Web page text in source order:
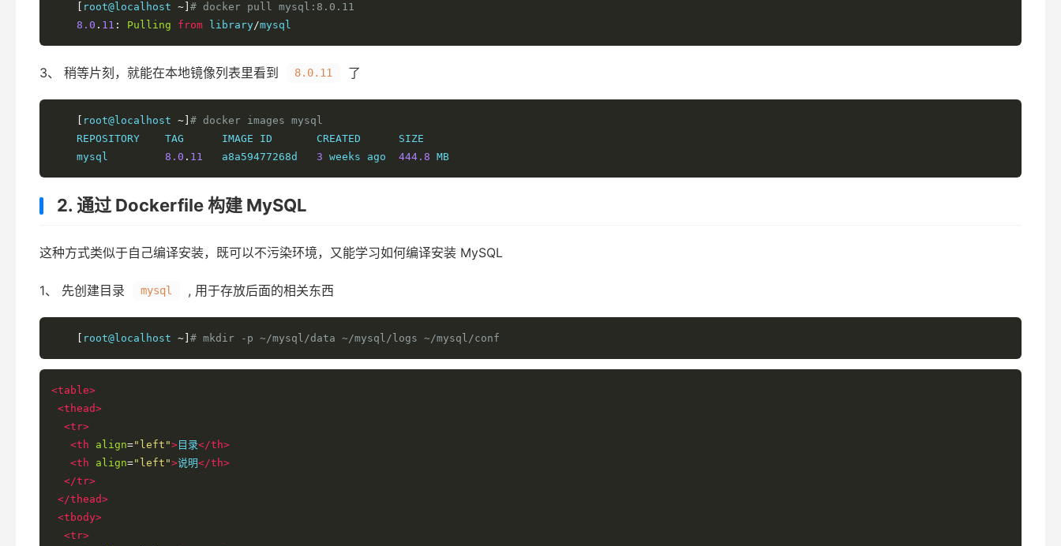
root@localhost ~] # docker pull mysql:8.0.11
8.0 . 11 : Pulling from library/mysql
3、 稍等片刻，就能在本地镜像列表里看到 8.0.11 了
root@localhost ~] # docker images mysql
    REPOSITORY    TAG      IMAGE ID       CREATED      SIZE
    mysql
8.0 . 11
   a8a59477268d
3 weeks ago 444.8 MB
2. 通过 Dockerfile 构建 MySQL
这种方式类似于自己编译安装，既可以不污染环境，又能学习如何编译安装 MySQL
1、 先创建目录 mysql , 用于存放后面的相关东西
root@localhost ~] # mkdir -p ~/mysql/data ~/mysql/logs ~/mysql/conf
<table>
<thead>
<tr>
<th
align="left"> 目录</th>
<th
align="left">说明</th>
</tr>
</thead>
<tbody>
<tr>